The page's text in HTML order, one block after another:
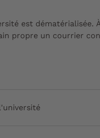
est dématérialisée.
propre un courrier